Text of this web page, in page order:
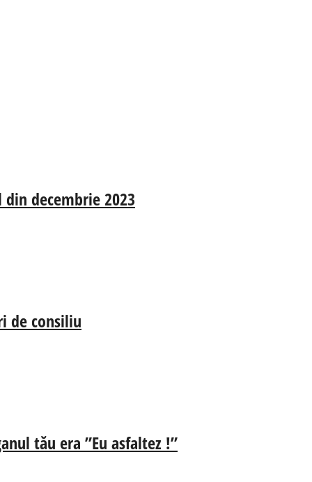
decembrie 2023
de consiliu
tău era ”Eu asfaltez !”